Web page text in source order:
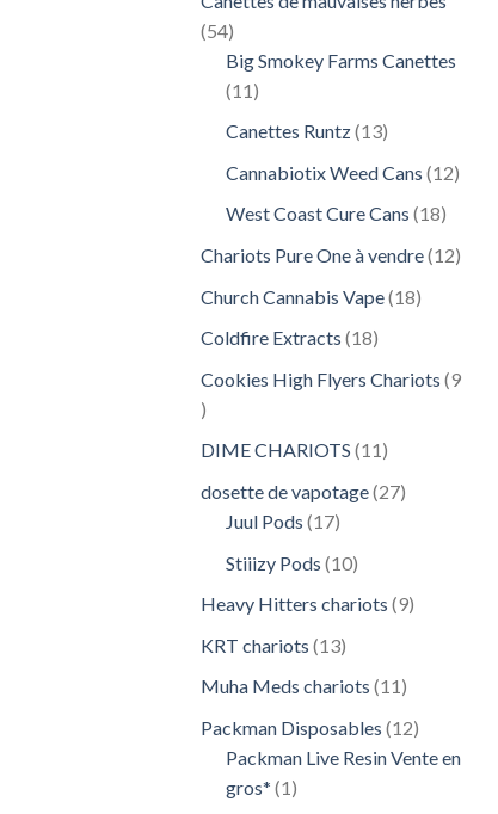
5454
produits
Big Smokey Farms Canettes
11 11
Canettes Runtz 1313
Cannabiotix Weed Cans 1212
West Coast Cure Cans 1818
Chariots Pure One à vendre 1212
Church Cannabis Vape 1818
Coldfire Extracts 1818
Cookies High Flyers Chariots 9
9
DIME CHARIOTS 1111
dosette de vapotage 2727
Juul Pods 1717
Stiiizy Pods 1010
Heavy Hitters chariots 99
KRT chariots 1313
Muha Meds chariots 1111
Packman Disposables 1212
produits
Packman Live Resin Vente en
gros* 11